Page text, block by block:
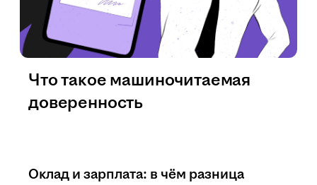
Оклад и зарплата: в чём разница
Что такое машиночитаемая
доверенность